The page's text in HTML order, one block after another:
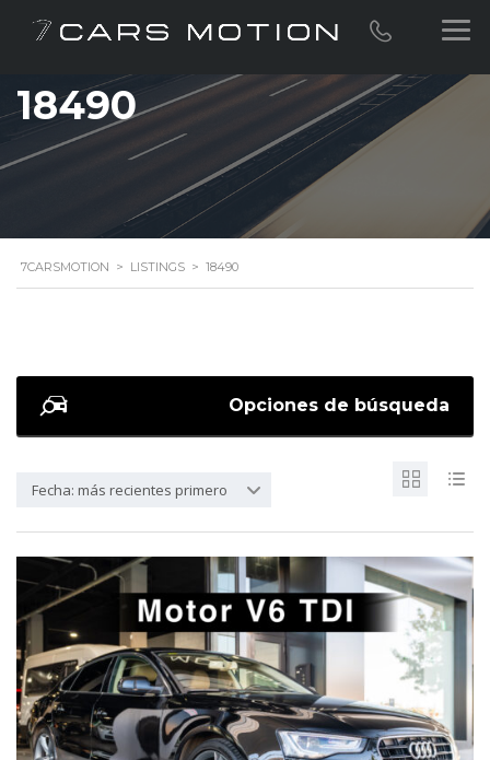
18490
7CARSMOTION > LISTINGS > 18490
Opciones de búsqueda
Fecha: más recientes primero